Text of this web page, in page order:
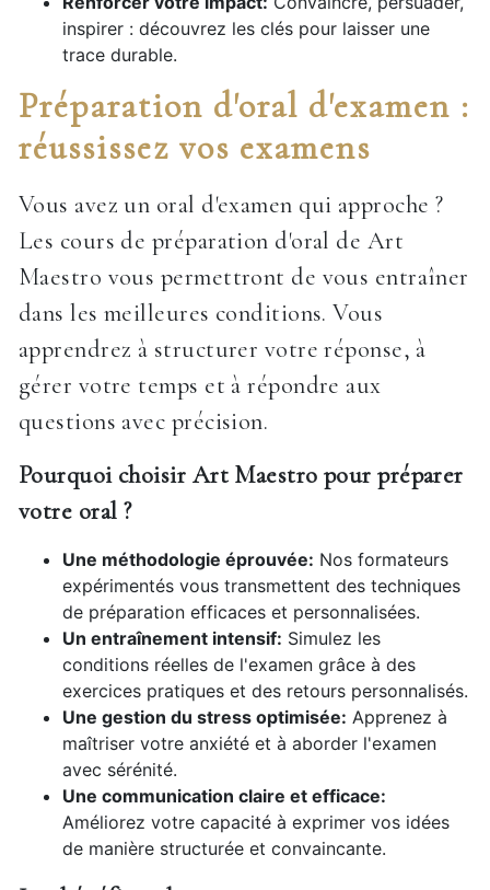
inspirer : découvrez les clés pour laisser une
trace durable.
Préparation d'oral d'examen :
réussissez vos examens
Vous avez un oral d'examen qui approche ?
Les cours de préparation d'oral de Art
Maestro vous permettront de vous entraîner
dans les meilleures conditions. Vous
apprendrez à structurer votre réponse, à
gérer votre temps et à répondre aux
questions avec précision.
Pourquoi choisir Art Maestro pour préparer
votre oral ?
Une méthodologie éprouvée: Nos formateurs
expérimentés vous transmettent des techniques
de préparation efficaces et personnalisées.
Un entraînement intensif: Simulez les
conditions réelles de l'examen grâce à des
exercices pratiques et des retours personnalisés.
Une gestion du stress optimisée: Apprenez à
maîtriser votre anxiété et à aborder l'examen
avec sérénité.
Une communication claire et efficace:
Améliorez votre capacité à exprimer vos idées
de manière structurée et convaincante.